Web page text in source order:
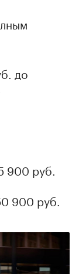
до
900 руб.
900 руб.